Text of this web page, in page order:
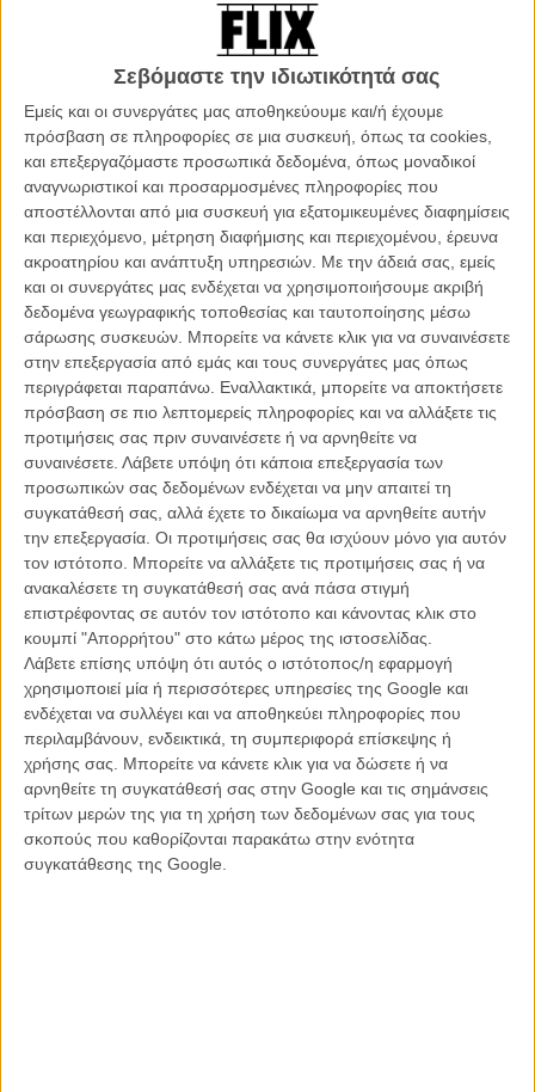
Σεβόμαστε την ιδιωτικότητά σας
Εμείς και οι συνεργάτες μας αποθηκεύουμε και/ή έχουμε
πρόσβαση σε πληροφορίες σε μια συσκευή, όπως τα cookies,
και επεξεργαζόμαστε προσωπικά δεδομένα, όπως μοναδικοί
αναγνωριστικοί και προσαρμοσμένες πληροφορίες που
αποστέλλονται από μια συσκευή για εξατομικευμένες διαφημίσεις
και περιεχόμενο, μέτρηση διαφήμισης και περιεχομένου, έρευνα
ακροατηρίου και ανάπτυξη υπηρεσιών. Με την άδειά σας, εμείς
και οι συνεργάτες μας ενδέχεται να χρησιμοποιήσουμε ακριβή
δεδομένα γεωγραφικής τοποθεσίας και ταυτοποίησης μέσω
σάρωσης συσκευών. Μπορείτε να κάνετε κλικ για να συναινέσετε
στην επεξεργασία από εμάς και τους συνεργάτες μας όπως
περιγράφεται παραπάνω. Εναλλακτικά, μπορείτε να αποκτήσετε
πρόσβαση σε πιο λεπτομερείς πληροφορίες και να αλλάξετε τις
προτιμήσεις σας πριν συναινέσετε ή να αρνηθείτε να
συναινέσετε. Λάβετε υπόψη ότι κάποια επεξεργασία των
προσωπικών σας δεδομένων ενδέχεται να μην απαιτεί τη
συγκατάθεσή σας, αλλά έχετε το δικαίωμα να αρνηθείτε αυτήν
την επεξεργασία. Οι προτιμήσεις σας θα ισχύουν μόνο για αυτόν
τον ιστότοπο. Μπορείτε να αλλάξετε τις προτιμήσεις σας ή να
ανακαλέσετε τη συγκατάθεσή σας ανά πάσα στιγμή
επιστρέφοντας σε αυτόν τον ιστότοπο και κάνοντας κλικ στο
κουμπί "Απορρήτου" στο κάτω μέρος της ιστοσελίδας.
Λάβετε επίσης υπόψη ότι αυτός ο ιστότοπος/η εφαρμογή
χρησιμοποιεί μία ή περισσότερες υπηρεσίες της Google και
ενδέχεται να συλλέγει και να αποθηκεύει πληροφορίες που
περιλαμβάνουν, ενδεικτικά, τη συμπεριφορά επίσκεψης ή
χρήσης σας. Μπορείτε να κάνετε κλικ για να δώσετε ή να
αρνηθείτε τη συγκατάθεσή σας στην Google και τις σημάνσεις
τρίτων μερών της για τη χρήση των δεδομένων σας για τους
σκοπούς που καθορίζονται παρακάτω στην ενότητα
συγκατάθεσης της Google.
συμβόλαιο για την παράσταση «Φουέντε Οβεχούνα», στο Εθνικό.
Πρέπει να ξεκινήσει πρόβες, για αυτό η ίδια και η οικογένειά της
αφήνουν το σπίτι τους στη Θεσσαλονίκη και κατεβαίνουν στην
γυναίκα με σύνδρομο Down και το πρώτο άτομο με αναπηρία που
υπογράφει συμβόλαιο ηθοποιού με το Εθνικό Θέατρο της Ελλάδας.
Το ντοκιμαντέρ των Δημήτρη Ζάχου και Θανάση Καφετζή ακολουθεί
στις πρόβες, την παράσταση και τη ζωή την πρώτη επαγγελματία
ηθοποιό με σύνδρομο Down στην Ελλάδα. Και το κάνει με τόλμη,
αλλά διακριτικότητα. Ειλικρίνεια και τρυφερότητα.Διαβάστε εδώ τη
γνώμη του Flix.
To ντοκιμαντέρ προβάλλεται στις 22.30 στην ΕΡΤ 3
Το Παιχνίδι (The Game) του Ντέιβιντ Φίντσερ
Ο Νίκολας βαν Oρτον, πετυχημένος και δυναμικός επιχειρηματίας
αλλά εξαιρετικά σκληρός κι αντικοινωνικός χαρακτήρας, δέχεται από
τον αδελφό του ένα πρωτότυπο δώρο γενεθλίων: τη συμμετοχή του
σε ένα παράξενο παιχνίδι χωρίς κανόνες. Παίζοντας, συνειδητοποιεί
ότι σημασία δεν έχει να βγεις κερδισμένος, αλλά απλώς ζωντανός.
H (υποτιμημένη) ταινία του Ντέιβιντ Φίντσερ που αποδεικνύει πως
τα plot twists είναι φτιαγμένα για να ξαναβλέπεις μια ταινία από την